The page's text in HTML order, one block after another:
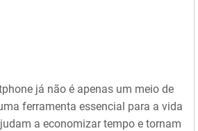
já não é apenas um meio de
ferramenta essencial para a vida
a economizar tempo e tornam